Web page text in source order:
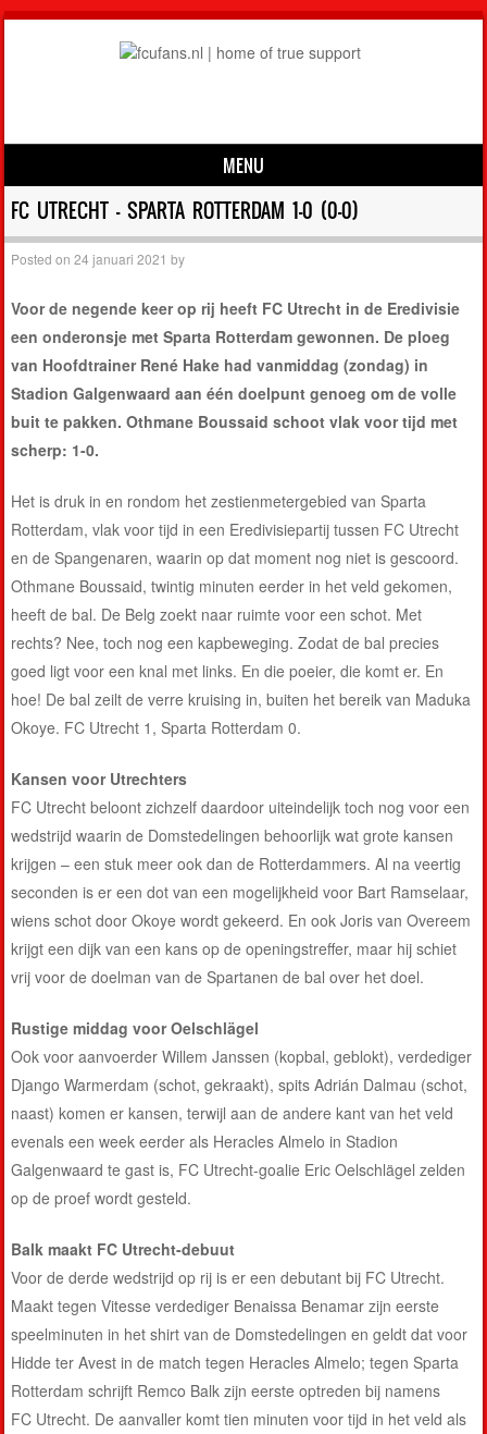
MENU
Skip to content
FC UTRECHT – SPARTA ROTTERDAM 1-0 (0-0)
Posted on24 januari 2021 by
Voor de negende keer op rij heeft FC Utrecht in de Eredivisie
een onderonsje met Sparta Rotterdam gewonnen. De ploeg
van Hoofdtrainer René Hake had vanmiddag (zondag) in
Stadion Galgenwaard aan één doelpunt genoeg om de volle
buit te pakken. Othmane Boussaid schoot vlak voor tijd met
scherp: 1-0.
Het is druk in en rondom het zestienmetergebied van Sparta
Rotterdam, vlak voor tijd in een Eredivisiepartij tussen FC Utrecht
en de Spangenaren, waarin op dat moment nog niet is gescoord.
Othmane Boussaid, twintig minuten eerder in het veld gekomen,
heeft de bal. De Belg zoekt naar ruimte voor een schot. Met
rechts? Nee, toch nog een kapbeweging. Zodat de bal precies
goed ligt voor een knal met links. En die poeier, die komt er. En
hoe! De bal zeilt de verre kruising in, buiten het bereik van Maduka
Okoye. FC Utrecht 1, Sparta Rotterdam 0.
Kansen voor Utrechters
FC Utrecht beloont zichzelf daardoor uiteindelijk toch nog voor een
wedstrijd waarin de Domstedelingen behoorlijk wat grote kansen
krijgen – een stuk meer ook dan de Rotterdammers. Al na veertig
seconden is er een dot van een mogelijkheid voor Bart Ramselaar,
wiens schot door Okoye wordt gekeerd. En ook Joris van Overeem
krijgt een dijk van een kans op de openingstreffer, maar hij schiet
vrij voor de doelman van de Spartanen de bal over het doel.
Rustige middag voor Oelschlägel
Ook voor aanvoerder Willem Janssen (kopbal, geblokt), verdediger
Django Warmerdam (schot, gekraakt), spits Adrián Dalmau (schot,
naast) komen er kansen, terwijl aan de andere kant van het veld
evenals een week eerder als Heracles Almelo in Stadion
Galgenwaard te gast is, FC Utrecht-goalie Eric Oelschlägel zelden
op de proef wordt gesteld.
Balk maakt FC Utrecht-debuut
Voor de derde wedstrijd op rij is er een debutant bij FC Utrecht.
Maakt tegen Vitesse verdediger Benaissa Benamar zijn eerste
speelminuten in het shirt van de Domstedelingen en geldt dat voor
Hidde ter Avest in de match tegen Heracles Almelo; tegen Sparta
Rotterdam schrijft Remco Balk zijn eerste optreden bij namens
FC Utrecht. De aanvaller komt tien minuten voor tijd in het veld als